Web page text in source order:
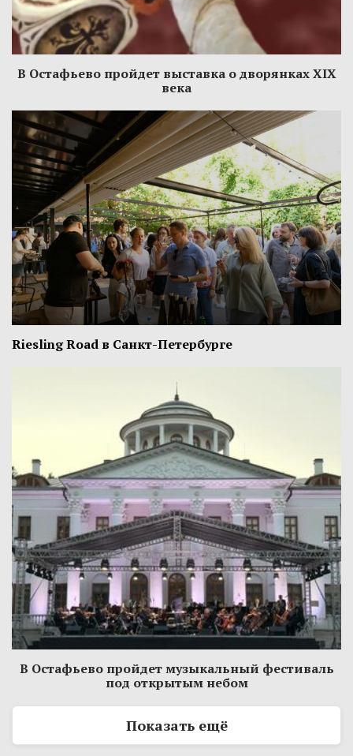
В Остафьево пройдет выставка о дворянках XIX
века
Riesling Road в Санкт-Петербурге
В Остафьево пройдет музыкальный фестиваль
под открытым небом
Показать ещё